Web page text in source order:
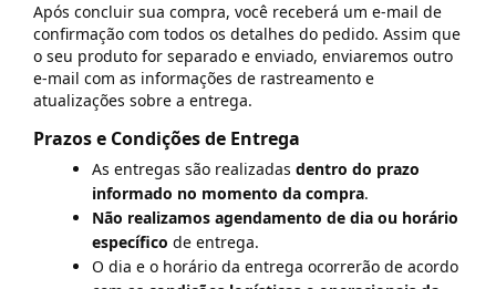
Após concluir sua compra, você receberá um e-mail de
confirmação com todos os detalhes do pedido. Assim que
o seu produto for separado e enviado, enviaremos outro
e-mail com as informações de rastreamento e
atualizações sobre a entrega.
Prazos e Condições de Entrega
As entregas são realizadas dentro do prazo
informado no momento da compra.
Não realizamos agendamento de dia ou horário
específico de entrega.
O dia e o horário da entrega ocorrerão de acordo